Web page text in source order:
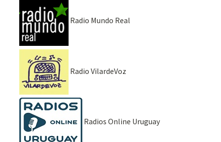
Radio Mundo Real
Radio VilardeVoz
Radios Online Uruguay